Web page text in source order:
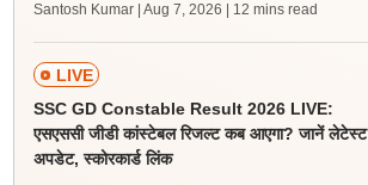
Santosh Kumar | Aug 7, 2026 | 12 mins read
LIVE
SSC GD Constable Result 2026 LIVE:
एसएससी जीडी कांस्टेबल रिजल्ट कब आएगा? जानें लेटेस्ट
अपडेट, स्कोरकार्ड लिंक